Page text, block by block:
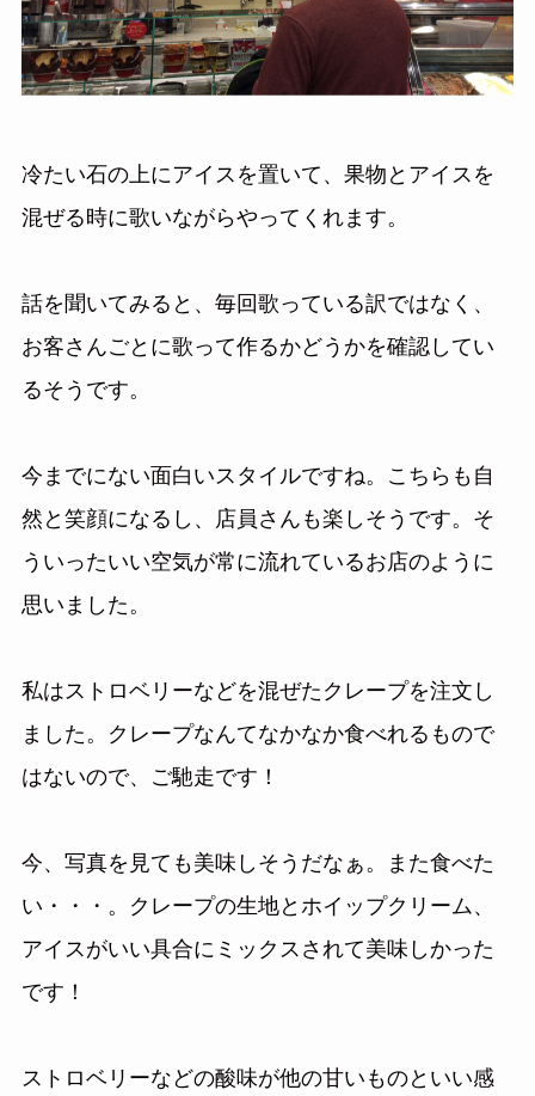
冷たい石の上にアイスを置いて、果物とアイスを
混ぜる時に歌いながらやってくれます。
話を聞いてみると、毎回歌っている訳ではなく、
お客さんごとに歌って作るかどうかを確認してい
るそうです。
今までにない面白いスタイルですね。こちらも自
然と笑顔になるし、店員さんも楽しそうです。そ
ういったいい空気が常に流れているお店のように
思いました。
私はストロベリーなどを混ぜたクレープを注文し
ました。クレープなんてなかなか食べれるもので
はないので、ご馳走です！
今、写真を見ても美味しそうだなぁ。また食べた
い・・・。クレープの生地とホイップクリーム、
アイスがいい具合にミックスされて美味しかった
です！
ストロベリーなどの酸味が他の甘いものといい感